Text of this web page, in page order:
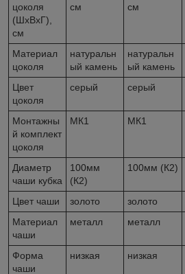
цоколя
(ШхВхГ),
см
см
см
Материал
цоколя
натуральн
ый камень
натуральн
ый камень
Цвет
цоколя
серый серый
Монтажны
й комплект
цоколя
МК1 МК1
Диаметр
чаши кубка
100мм
(К2)
100мм (К2)
Цвет чаши золото золото
Материал
чаши
металл металл
Форма
чаши
низкая низкая